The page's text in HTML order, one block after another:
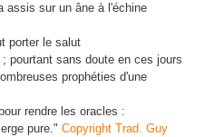
assis sur un âne à l'échine
porter le salut
pourtant sans doute en ces jours
prophéties d'une
rendre les oracles :
pure." Copyright Trad. Guy